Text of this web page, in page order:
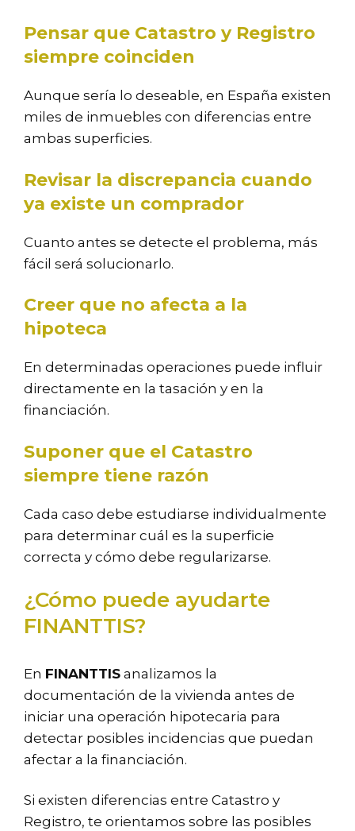
Pensar que Catastro y Registro
siempre coinciden
Aunque sería lo deseable, en España existen
miles de inmuebles con diferencias entre
ambas superficies.
Revisar la discrepancia cuando
ya existe un comprador
Cuanto antes se detecte el problema, más
fácil será solucionarlo.
Creer que no afecta a la
hipoteca
En determinadas operaciones puede influir
directamente en la tasación y en la
financiación.
Suponer que el Catastro
siempre tiene razón
Cada caso debe estudiarse individualmente
para determinar cuál es la superficie
correcta y cómo debe regularizarse.
¿Cómo puede ayudarte
FINANTTIS?
En FINANTTIS analizamos la
documentación de la vivienda antes de
iniciar una operación hipotecaria para
detectar posibles incidencias que puedan
afectar a la financiación.
Si existen diferencias entre Catastro y
Registro, te orientamos sobre las posibles